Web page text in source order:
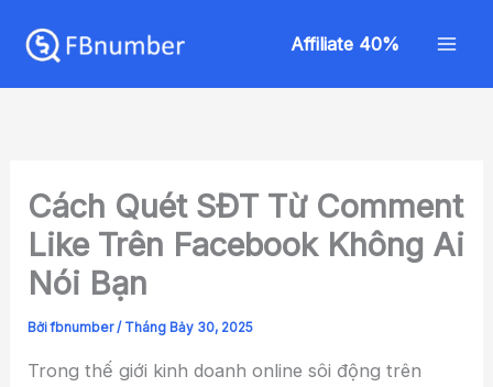
Affiliate 40%
Cách Quét SĐT Từ Comment
Like Trên Facebook Không Ai
Nói Bạn
Bởifbnumber/ Tháng Bảy 30, 2025
Trong thế giới kinh doanh online sôi động trên